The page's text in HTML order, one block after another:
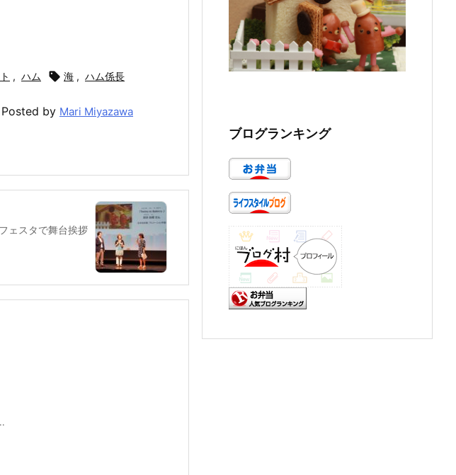
, ハム  海 , ハム係長
Posted by Mari Miyazawa
ェスタで舞台挨拶
ブログランキング